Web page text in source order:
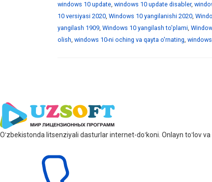
windows 10 update, windows 10 update disabler,
10 versiyasi 2020, Windows 10 yangilanishi 2020,
yangilash 1909, Windows 10 yangilash to'plami,
olish, windows 10-ni oching va qayta o'rnating,
Oʻzbekistonda litsenziyali dasturlar internet-doʻkoni. Onlayn toʻlov